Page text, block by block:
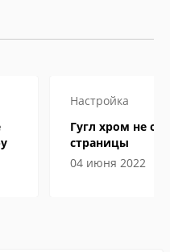
Настройка
Гугл хром не
страницы
04 июня 2022